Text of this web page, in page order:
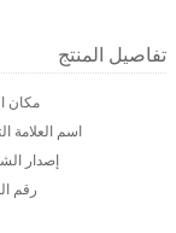
تفاصيل المنتج
مكان
اسم العلامة
إصدار
رقم